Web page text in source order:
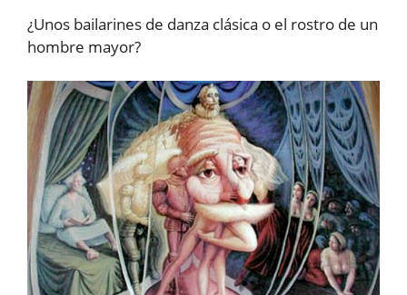
¿Unos bailarines de danza clásica o el rostro de un
hombre mayor?